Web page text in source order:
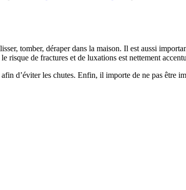
tomber, déraper dans la maison. Il est aussi
risque de fractures et de luxations est nettement
d’éviter les chutes. Enfin, il importe de ne pas être